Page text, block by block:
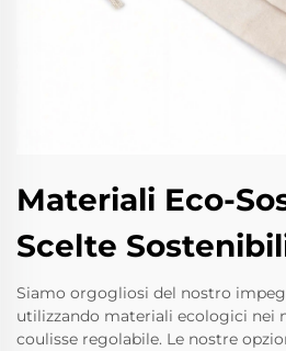
Materiali Eco-
Scelte
Siamo orgogliosi del nostro
utilizzando materiali ecologici nei
coulisse regolabile. Le nostre